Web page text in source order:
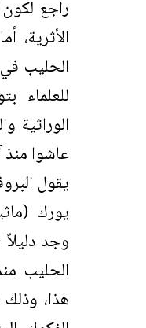
راجع
الأثرية،
الحليب
للعلماء
الوراثية
عاشوا منذ
يقول
يورك
وجد
الحليب
هذا،